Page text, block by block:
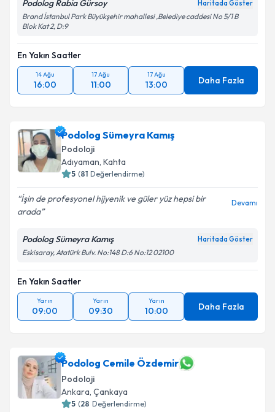
Podolog Rabia Gürsoy Haritada Göster
Brand İstanbul Park Büyükşehir mahallesi ,Belediye caddesi No 5/1 B
Blok Kat 2, D:9
En Yakın Saatler
14 Ağu
16:00
17 Ağu
11:00
17 Ağu
13:00 Daha Fazla
Podolog Sümeyra Kamış
Podoloji
Adıyaman, Kahta
5 (81 Değerlendirme)
İşin de profesyonel hijyenik ve güler yüz hepsi bir
arada
Devamı
Podolog Sümeyra Kamış Haritada Göster
Eskisaray, Atatürk Bulv. No:148 D:6 No:12 02100
En Yakın Saatler
Yarın
09:00
Yarın
09:30
Yarın
10:00 Daha Fazla
Podolog Cemile Özdemir
Podoloji
Ankara, Çankaya
5 (28 Değerlendirme)